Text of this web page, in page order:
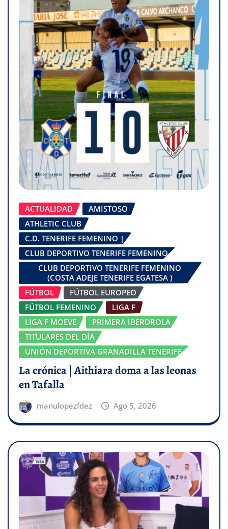
ACTUALIDAD
AMISTOSO
ATHLETIC CLUB
C.D. TENERIFE FEMENINO |
CLUB DEPORTIVO TENERIFE FEMENINO
CLUB DEPORTIVO TENERIFE FEMENINO
(COSTA ADEJE TENERIFE EGATESA )
FÚTBOL
FÚTBOL EUROPEO
FÚTBOL FEMENINO
LIGA F
LIGA F MOEVE
PRIMERA IBERDROLA
TITULARES DEL DÍA
UNIÓN DEPORTIVA GRANADILLA TENERIFE
La crónica | Aithiara doma a las leonas
en Tafalla
manulopezfdez Ago 5, 2026